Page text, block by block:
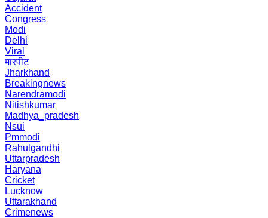
Accident
Congress
Modi
Delhi
Viral
मारपीट
Jharkhand
Breakingnews
Narendramodi
Nitishkumar
Madhya_pradesh
Nsui
Pmmodi
Rahulgandhi
Uttarpradesh
Haryana
Cricket
Lucknow
Uttarakhand
Crimenews